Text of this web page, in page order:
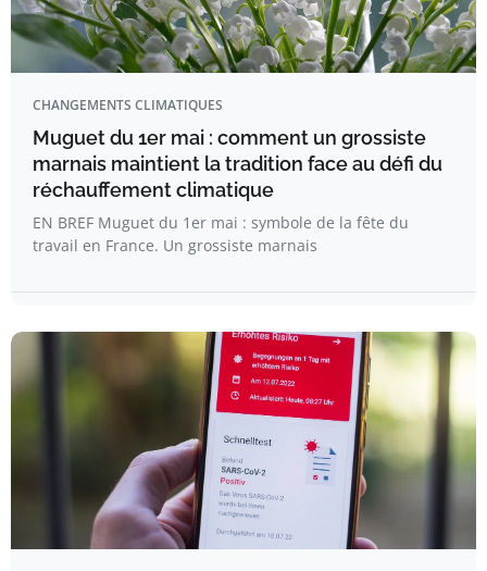
CHANGEMENTS CLIMATIQUES
Muguet du 1er mai : comment un grossiste
marnais maintient la tradition face au défi du
réchauffement climatique
EN BREF Muguet du 1er mai : symbole de la fête du
travail en France. Un grossiste marnais